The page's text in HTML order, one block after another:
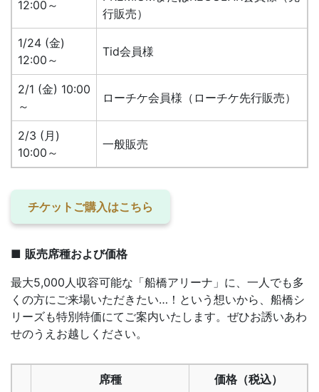
12:00～
行販売）
1/24 (金)
12:00～
Tid会員様
2/1 (金) 10:00
～
ローチケ会員様（ローチケ先行販売）
2/3 (月)
10:00～
一般販売
チケットご購入はこちら
■ 販売席種および価格
最大5,000人収容可能な「船橋アリーナ」に、一人でも多
くの方にご来場いただきたい…！という想いから、船橋シ
リーズも特別特価にてご案内いたします。ぜひお誘いあわ
せのうえお越しください。
席種 価格（税込）